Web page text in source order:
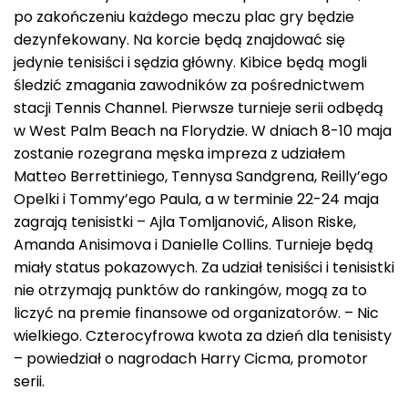
po zakończeniu każdego meczu plac gry będzie
dezynfekowany. Na korcie będą znajdować się
jedynie tenisiści i sędzia główny. Kibice będą mogli
śledzić zmagania zawodników za pośrednictwem
stacji Tennis Channel. Pierwsze turnieje serii odbędą
w West Palm Beach na Florydzie. W dniach 8-10 maja
zostanie rozegrana męska impreza z udziałem
Matteo Berrettiniego, Tennysa Sandgrena, Reilly’ego
Opelki i Tommy’ego Paula, a w terminie 22-24 maja
zagrają tenisistki – Ajla Tomljanović, Alison Riske,
Amanda Anisimova i Danielle Collins. Turnieje będą
miały status pokazowych. Za udział tenisiści i tenisistki
nie otrzymają punktów do rankingów, mogą za to
liczyć na premie finansowe od organizatorów. – Nic
wielkiego. Czterocyfrowa kwota za dzień dla tenisisty
– powiedział o nagrodach Harry Cicma, promotor
serii.